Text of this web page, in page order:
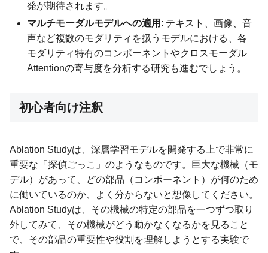
発が期待されます。
マルチモーダルモデルへの適用 : テキスト、画像、音
声など複数のモダリティを扱うモデルにおける、各
モダリティ特有のコンポーネントやクロスモーダル
Attentionの寄与度を分析する研究も進むでしょう。
初心者向け注釈
Ablation Studyは、深層学習モデルを開発する上で非常に
重要な「探偵ごっこ」のようなものです。巨大な機械（モ
デル）があって、どの部品（コンポーネント）が何のため
に働いているのか、よく分からないと想像してください。
Ablation Studyは、その機械の特定の部品を一つずつ取り
外してみて、その機械がどう動かなくなるかを見ること
で、その部品の重要性や役割を理解しようとする実験で